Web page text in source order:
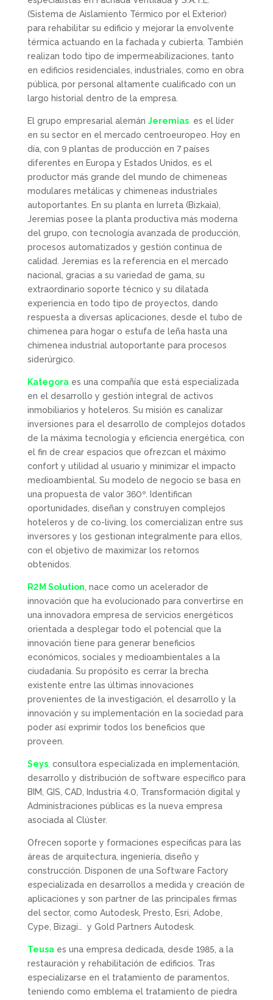
(Sistema de Aislamiento Térmico por el Exterior)
para rehabilitar su edificio y mejorar la envolvente
térmica actuando en la fachada y cubierta. También
realizan todo tipo de impermeabilizaciones, tanto
en edificios residenciales, industriales, como en obra
pública, por personal altamente cualificado con un
largo historial dentro de la empresa.
El grupo empresarial alemán Jeremias es el líder
en su sector en el mercado centroeuropeo. Hoy en
día, con 9 plantas de producción en 7 países
diferentes en Europa y Estados Unidos, es el
productor más grande del mundo de chimeneas
modulares metálicas y chimeneas industriales
autoportantes. En su planta en Iurreta (Bizkaia),
Jeremias posee la planta productiva más moderna
del grupo, con tecnología avanzada de producción,
procesos automatizados y gestión continua de
calidad. Jeremias es la referencia en el mercado
nacional, gracias a su variedad de gama, su
extraordinario soporte técnico y su dilatada
experiencia en todo tipo de proyectos, dando
respuesta a diversas aplicaciones, desde el tubo de
chimenea para hogar o estufa de leña hasta una
chimenea industrial autoportante para procesos
siderúrgico.
Kategoraes una compañía que está especializada
en el desarrollo y gestión integral de activos
inmobiliarios y hoteleros. Su misión es canalizar
inversiones para el desarrollo de complejos dotados
de la máxima tecnología y eficiencia energética, con
el fin de crear espacios que ofrezcan el máximo
confort y utilidad al usuario y minimizar el impacto
medioambiental. Su modelo de negocio se basa en
una propuesta de valor 360º. Identifican
oportunidades, diseñan y construyen complejos
hoteleros y de co-living, los comercializan entre sus
inversores y los gestionan integralmente para ellos,
con el objetivo de maximizar los retornos
obtenidos.
R2M Solution , nace como un acelerador de
innovación que ha evolucionado para convertirse en
una innovadora empresa de servicios energéticos
orientada a desplegar todo el potencial que la
innovación tiene para generar beneficios
económicos, sociales y medioambientales a la
ciudadanía. Su propósito es cerrar la brecha
existente entre las últimas innovaciones
provenientes de la investigación, el desarrollo y la
innovación y su implementación en la sociedad para
poder así exprimir todos los beneficios que
proveen.
Seys, consultora especializada en implementación,
desarrollo y distribución de software específico para
BIM, GIS, CAD, Industria 4.0, Transformación digital y
Administraciones públicas es la nueva empresa
asociada al Clúster.
Ofrecen soporte y formaciones específicas para las
áreas de arquitectura, ingeniería, diseño y
construcción. Disponen de una Software Factory
especializada en desarrollos a medida y creación de
aplicaciones y son partner de las principales firmas
del sector, como Autodesk, Presto, Esri, Adobe,
Cype, Bizagi… y Gold Partners Autodesk.
Teusaes una empresa dedicada, desde 1985, a la
restauración y rehabilitación de edificios. Tras
especializarse en el tratamiento de paramentos,
teniendo como emblema el tratamiento de piedra